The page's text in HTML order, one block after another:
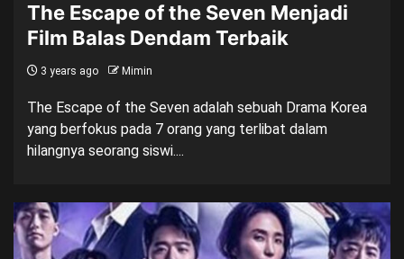
The Escape of the Seven Menjadi
Film Balas Dendam Terbaik
3 years ago Mimin
The Escape of the Seven adalah sebuah Drama Korea
yang berfokus pada 7 orang yang terlibat dalam
hilangnya seorang siswi....